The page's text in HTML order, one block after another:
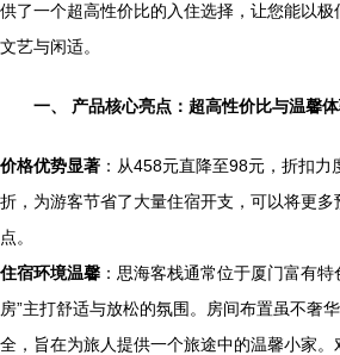
供了一个超高性价比的入住选择，让您能以
文艺与闲适。
一、 产品核心亮点：超高性价比与温馨
价格优势显著 ：从458元直降至98元，折扣
折，为游客节省了大量住宿开支，可以将更
点。
住宿环境温馨 ：思海客栈通常位于厦门富有
房”主打舒适与放松的氛围。房间布置虽不奢
全，旨在为旅人提供一个旅途中的温馨小家